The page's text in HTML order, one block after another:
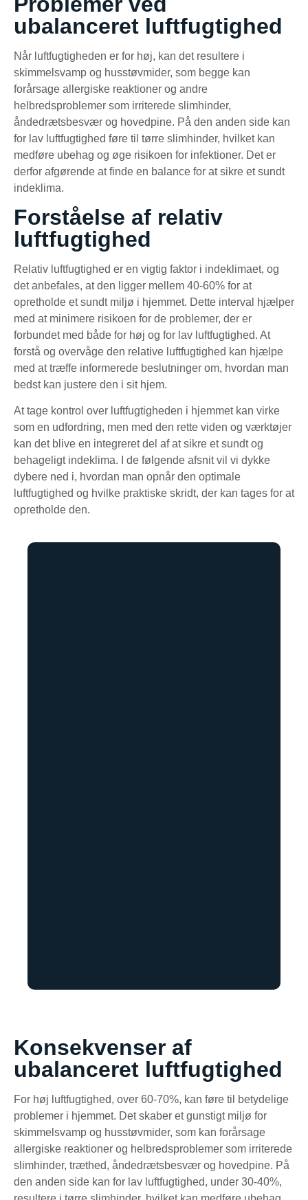
ubalanceret luftfugtighed
Når luftfugtigheden er for høj, kan det resultere i
skimmelsvamp og husstøvmider, som begge kan
forårsage allergiske reaktioner og andre
helbredsproblemer som irriterede slimhinder,
åndedrætsbesvær og hovedpine. På den anden side kan
for lav luftfugtighed føre til tørre slimhinder, hvilket kan
medføre ubehag og øge risikoen for infektioner. Det er
derfor afgørende at finde en balance for at sikre et sundt
indeklima.
Forståelse af relativ
luftfugtighed
Relativ luftfugtighed er en vigtig faktor i indeklimaet, og
det anbefales, at den ligger mellem 40-60% for at
opretholde et sundt miljø i hjemmet. Dette interval hjælper
med at minimere risikoen for de problemer, der er
forbundet med både for høj og for lav luftfugtighed. At
forstå og overvåge den relative luftfugtighed kan hjælpe
med at træffe informerede beslutninger om, hvordan man
bedst kan justere den i sit hjem.
At tage kontrol over luftfugtigheden i hjemmet kan virke
som en udfordring, men med den rette viden og værktøjer
kan det blive en integreret del af at sikre et sundt og
behageligt indeklima. I de følgende afsnit vil vi dykke
dybere ned i, hvordan man opnår den optimale
luftfugtighed og hvilke praktiske skridt, der kan tages for at
opretholde den.
Konsekvenser af
ubalanceret luftfugtighed
For høj luftfugtighed, over 60-70%, kan føre til betydelige
problemer i hjemmet. Det skaber et gunstigt miljø for
skimmelsvamp og husstøvmider, som kan forårsage
allergiske reaktioner og helbredsproblemer som irriterede
slimhinder, træthed, åndedrætsbesvær og hovedpine. På
den anden side kan for lav luftfugtighed, under 30-40%,